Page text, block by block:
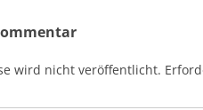
wird nicht veröffentlicht.